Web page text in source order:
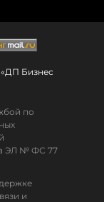
Бизнес
по
ЭЛ № ФС 77
и